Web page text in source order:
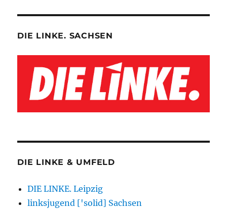
DIE LINKE. SACHSEN
DIE LINKE & UMFELD
DIE LINKE. Leipzig
linksjugend ['solid] Sachsen